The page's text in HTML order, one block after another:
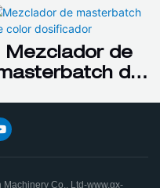
Mezclador de
de
Co., Ltd-www.gx-